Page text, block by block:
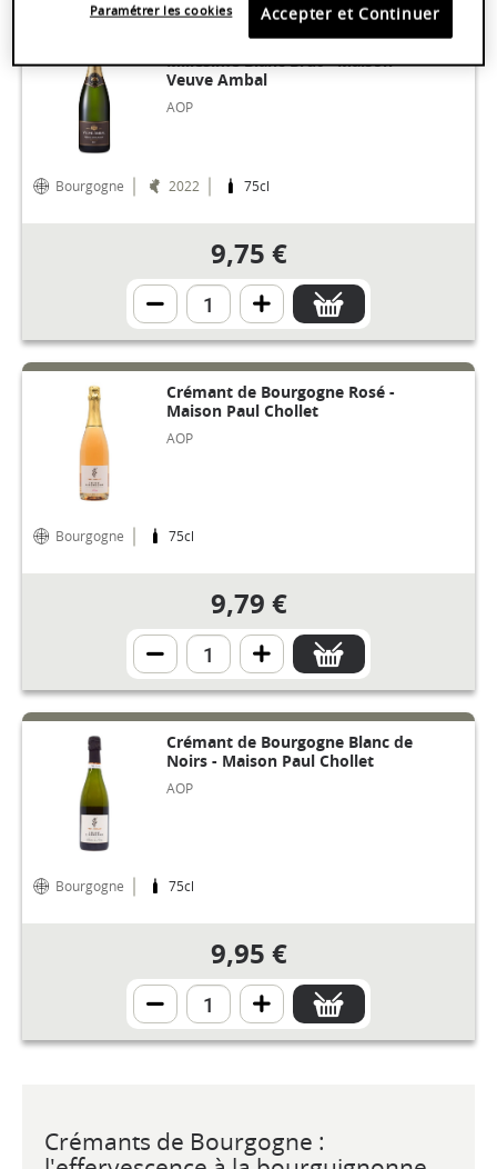
Crémant de Bourgogne
Millésimé Blanc Brut - Maison
Veuve Ambal
AOP
Bourgogne 2022 75cl
9,75 €
Crémant de Bourgogne Rosé -
Maison Paul Chollet
AOP
Bourgogne 75cl
9,79 €
Crémant de Bourgogne Blanc de
Noirs - Maison Paul Chollet
AOP
Bourgogne 75cl
9,95 €
Crémants de Bourgogne :
Accepter et Continuer
Paramétrer les cookies